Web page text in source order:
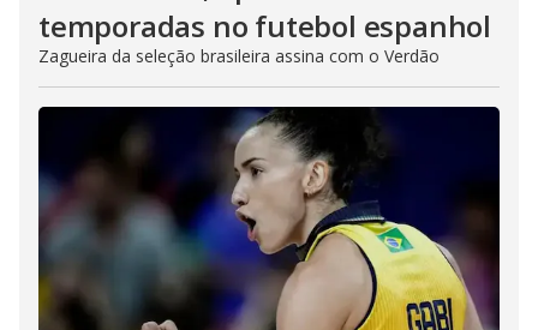
temporadas no futebol espanhol
Zagueira da seleção brasileira assina com o Verdão